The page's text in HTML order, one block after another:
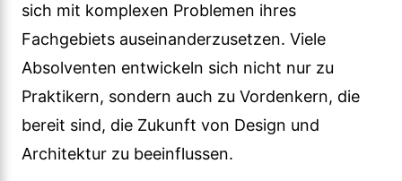
sich mit komplexen Problemen ihres
Fachgebiets auseinanderzusetzen. Viele
Absolventen entwickeln sich nicht nur zu
Praktikern, sondern auch zu Vordenkern, die
bereit sind, die Zukunft von Design und
Architektur zu beeinflussen.